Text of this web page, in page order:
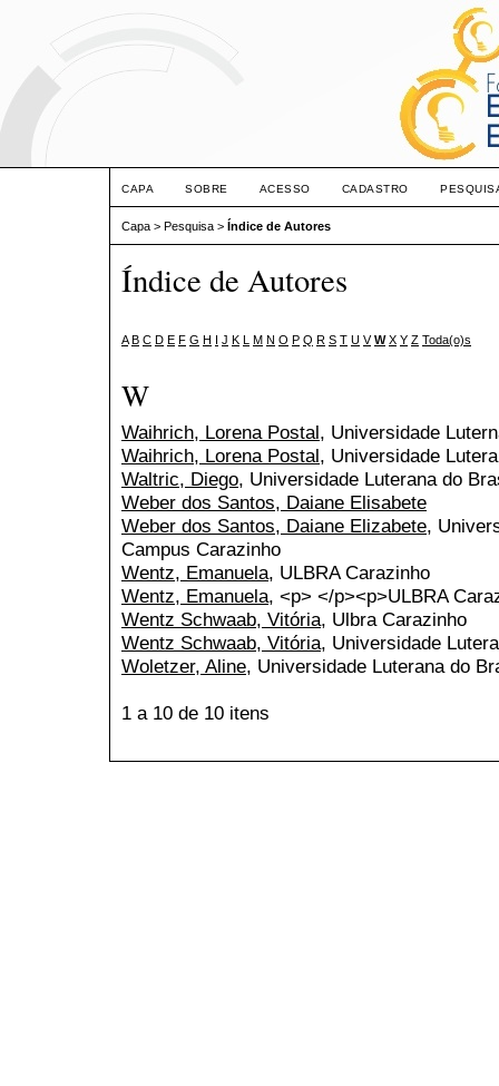
CAPA SOBRE ACESSO CADASTRO
Capa > Pesquisa > Índice de Autores
Índice de Autores
A B C D E F G H I J K L M N O P Q R S T U V W X Y Z Toda(o)s
W
Waihrich, Lorena Postal, Universidade
Waihrich, Lorena Postal, Universidade
Waltric, Diego, Universidade Luterana do
Weber dos Santos, Daiane Elisabete
Weber dos Santos, Daiane Elizabete,
Campus Carazinho
Wentz, Emanuela, ULBRA Carazinho
Wentz, Emanuela, <p> </p><p>ULBRA
Wentz Schwaab, Vitória, Ulbra Carazinho
Wentz Schwaab, Vitória, Universidade
Woletzer, Aline, Universidade Luterana do
1 a 10 de 10 itens